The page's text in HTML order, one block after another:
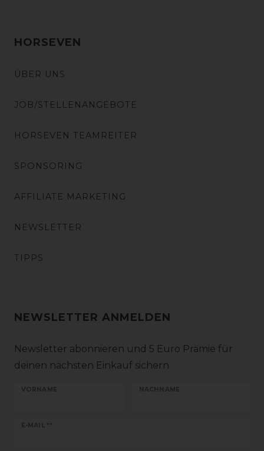
HORSEVEN
ÜBER UNS
JOB/STELLENANGEBOTE
HORSEVEN TEAMREITER
SPONSORING
AFFILIATE MARKETING
NEWSLETTER
TIPPS
NEWSLETTER ANMELDEN
Newsletter abonnieren und 5 Euro Prämie für
deinen nächsten Einkauf sichern
VORNAME NACHNAME
E-MAIL **
Newsletter